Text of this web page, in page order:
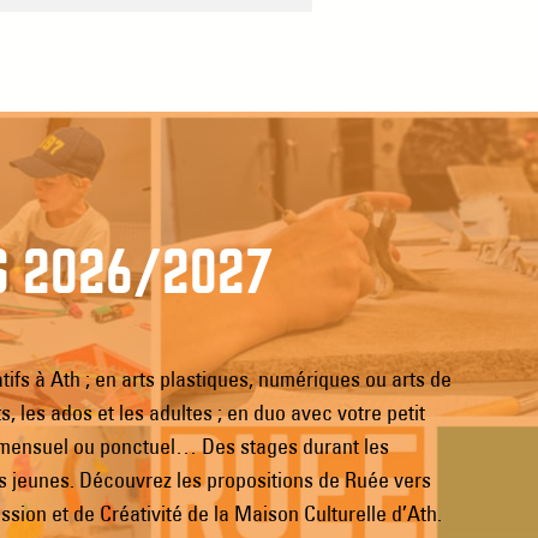
2026/2027
à Ath ; en arts plastiques, numériques ou arts de
les ados et les adultes ; en duo avec votre petit
ou ponctuel… Des stages durant les
jeunes. Découvrez les propositions de Ruée vers
et de Créativité de la Maison Culturelle d’Ath.